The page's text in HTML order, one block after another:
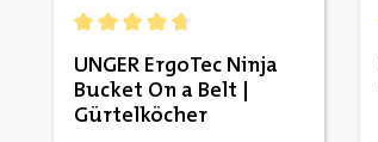
UNGER ErgoTec Ninja
Bucket On a Belt |
Gürtelköcher